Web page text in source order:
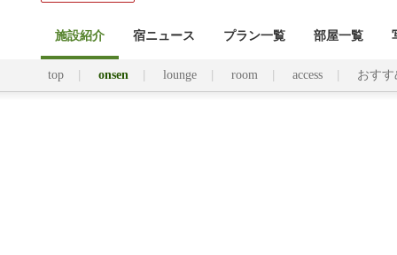
施設紹介 宿ニュース プラン一覧 部屋一覧
top onsen lounge room access おす